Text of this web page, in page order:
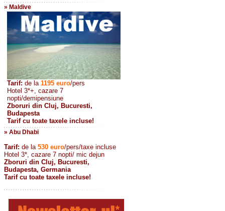
» Maldive
Tarif: de la 1195 euro/pers
Hotel 3*+, cazare 7
nopti/demipensiune
Zboruri din Cluj, Bucuresti,
Budapesta
Tarif cu toate taxele incluse!
» Abu Dhabi
Tarif: de la 530 euro/pers/taxe incluse
Hotel 3*, cazare 7 nopti/ mic dejun
Zboruri din Cluj, Bucuresti,
Budapesta, Germania
Tarif cu toate taxele incluse!